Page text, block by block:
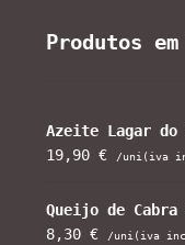
Produtos
Azeite Lagar do
19,90€ /uni(iva
Queijo de Cabra
8,30€ /uni(iva